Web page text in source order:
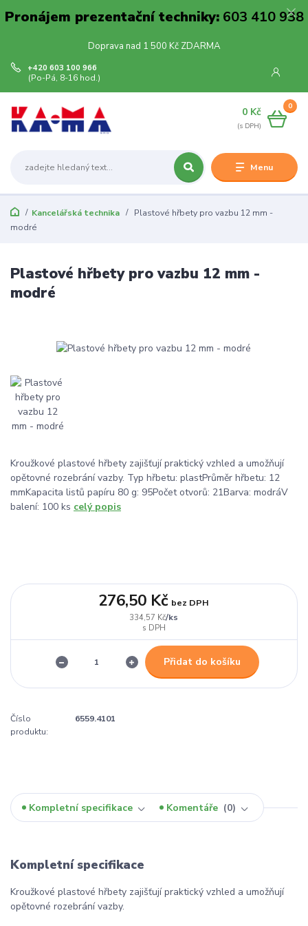
Pronájem prezentační techniky:603 410 938
Doprava nad 1 500 Kč ZDARMA
Menu
+420 603 100 966
(Po-Pá, 8-16 hod.)
0
0 Kč
Kancelářská technika
Plastové hřbety pro vazbu 12 mm -
modré
Plastové hřbety pro vazbu 12 mm -
modré
Kroužkové plastové hřbety zajišťují praktický vzhled a umožňují
opětovné rozebrání vazby. Typ hřbetu: plastPrůměr hřbetu: 12
mmKapacita listů papíru 80 g: 95Počet otvorů: 21Barva: modráV
balení: 100 ks celý popis
334,57 Kč/ks
276,50 Kč bez DPH
Přidat do košíku
Číslo
produktu:
6559.4101
Kompletní specifikace Komentáře 0
Kompletní specifikace
Kroužkové plastové hřbety zajišťují praktický vzhled a umožňují
opětovné rozebrání vazby.